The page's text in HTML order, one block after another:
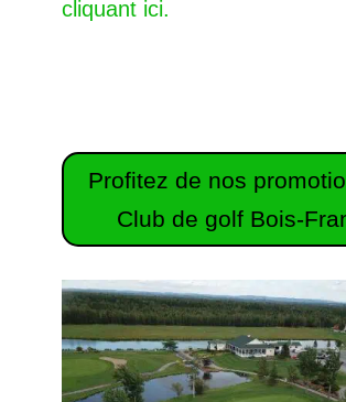
cliquant ici.
Profitez de nos
Club de golf Bois-